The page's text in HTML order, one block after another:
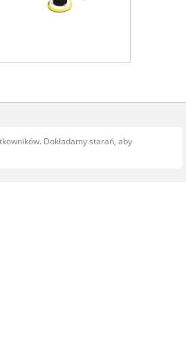
Dokładamy starań, aby